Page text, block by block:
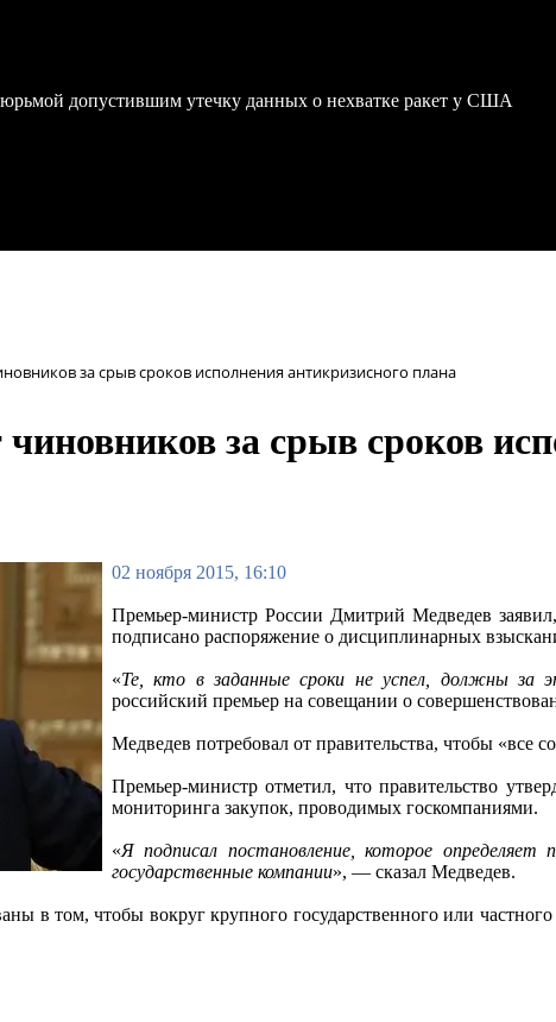
допустившим утечку данных о нехватке ракет у США
за срыв сроков исполнения антикризисного плана
за срыв сроков
02 ноября 2015, 16:10
Премьер-министр России Дмитрий Медведев
подписано распоряжение о дисциплинарных
«Те, кто в заданные сроки не успел, должны за
российский премьер на совещании о
Медведев потребовал от правительства, чтобы «все
Премьер-министр отметил, что правительство
мониторинга закупок, проводимых госкомпаниями.
«Я подписал постановление, которое
государственные компании», — сказал Медведев.
в том, чтобы вокруг крупного государственного или